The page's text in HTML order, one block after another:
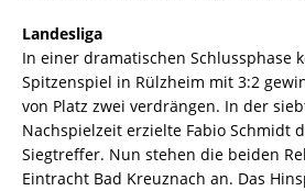
Landesliga
In einer dramatischen Schlussphase
Spitzenspiel in Rülzheim mit 3:2
von Platz zwei verdrängen. In der
Nachspielzeit erzielte Fabio Schmidt
Siegtreffer. Nun stehen die beiden
Eintracht Bad Kreuznach an. Das